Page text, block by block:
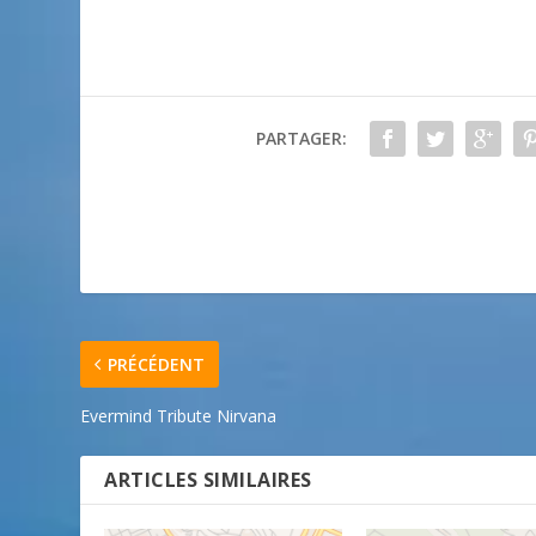
PARTAGER:
PRÉCÉDENT
Evermind Tribute Nirvana
ARTICLES SIMILAIRES